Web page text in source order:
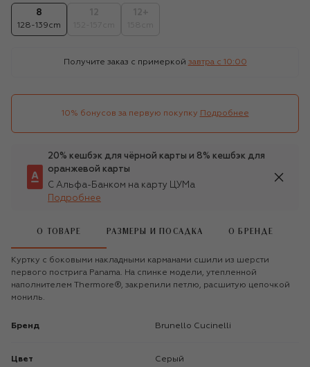
8
128-139cm
Получите заказ с примеркой завтра c 10:00
10% бонусов за первую покупку Подробнее
20% кешбэк для чёрной карты и 8% кешбэк для
оранжевой карты
С Альфа-Банком на карту ЦУМа
Подробнее
О ТОВАРЕ РАЗМЕРЫ И ПОСАДКА О БРЕНДЕ
Куртку с боковыми накладными карманами сшили из шерсти
первого пострига Panama. На спинке модели, утепленной
наполнителем Thermore®, закрепили петлю, расшитую цепочкой
мониль.
Бренд Brunello Cucinelli
Цвет Серый